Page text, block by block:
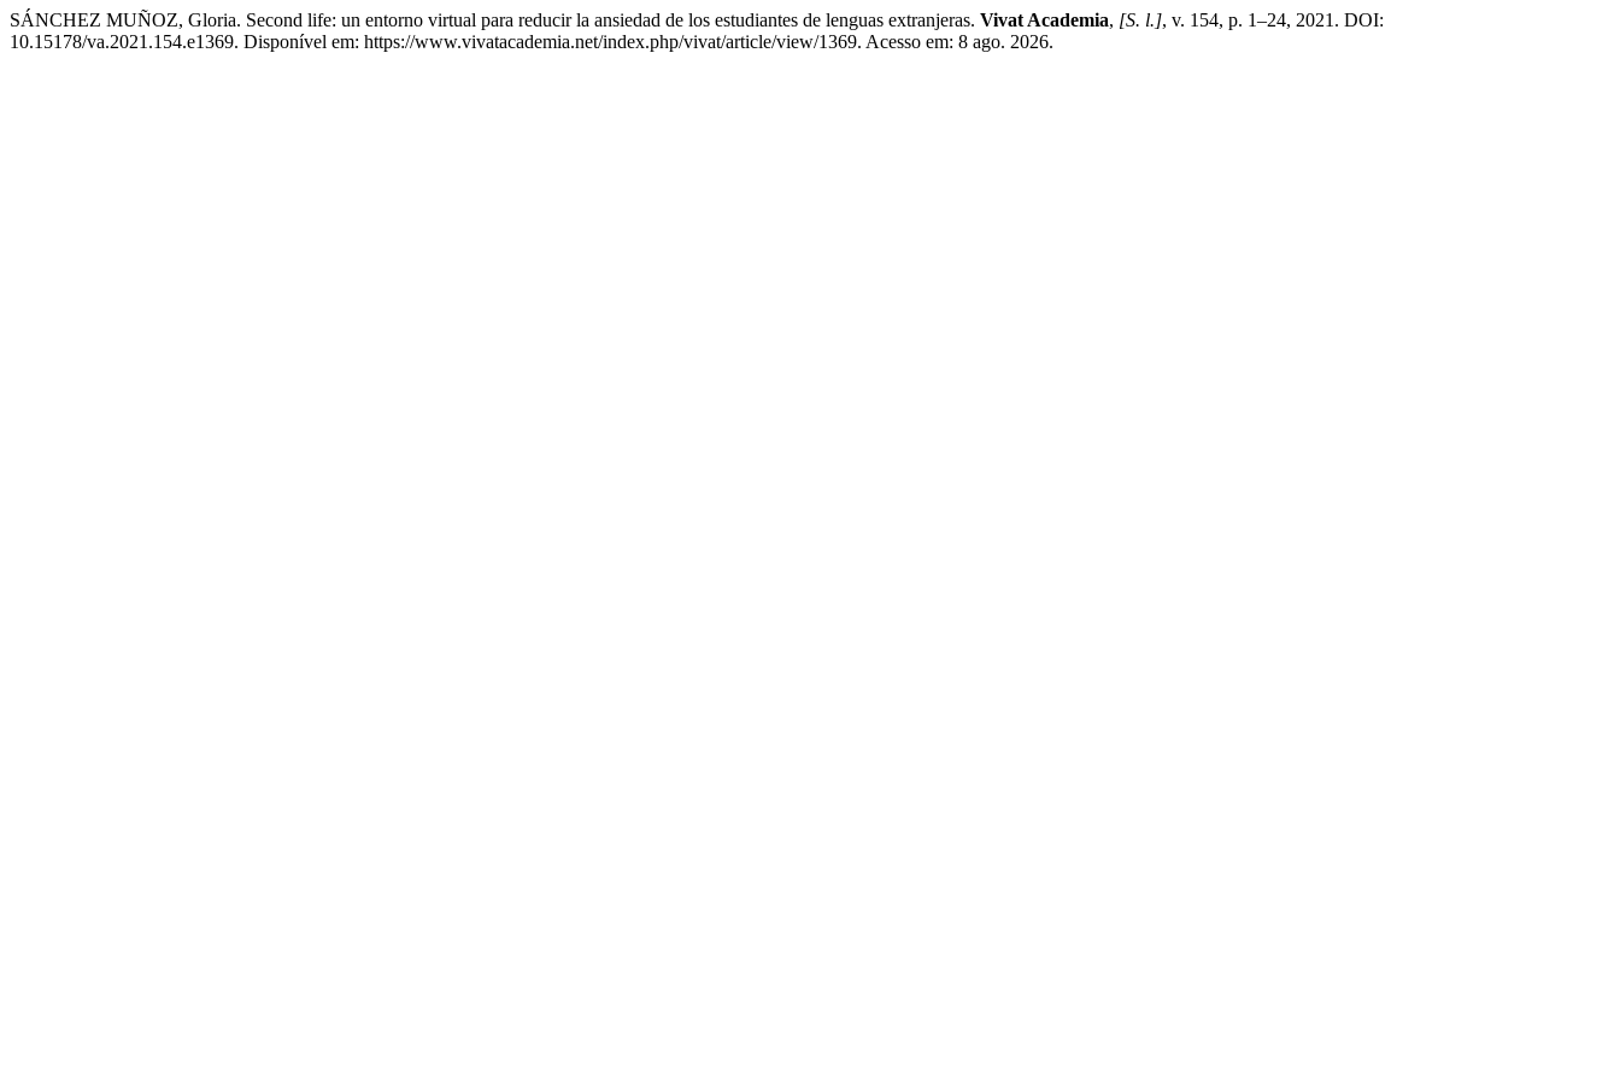
SÁNCHEZ MUÑOZ, Gloria. Second life: un entorno virtual para reducir la ansiedad de los estudiantes de lenguas extranjeras. Vivat Academia, [S. l.], v. 154, p. 1–24, 2021. DOI:
10.15178/va.2021.154.e1369. Disponível em: https://www.vivatacademia.net/index.php/vivat/article/view/1369. Acesso em: 8 ago. 2026.